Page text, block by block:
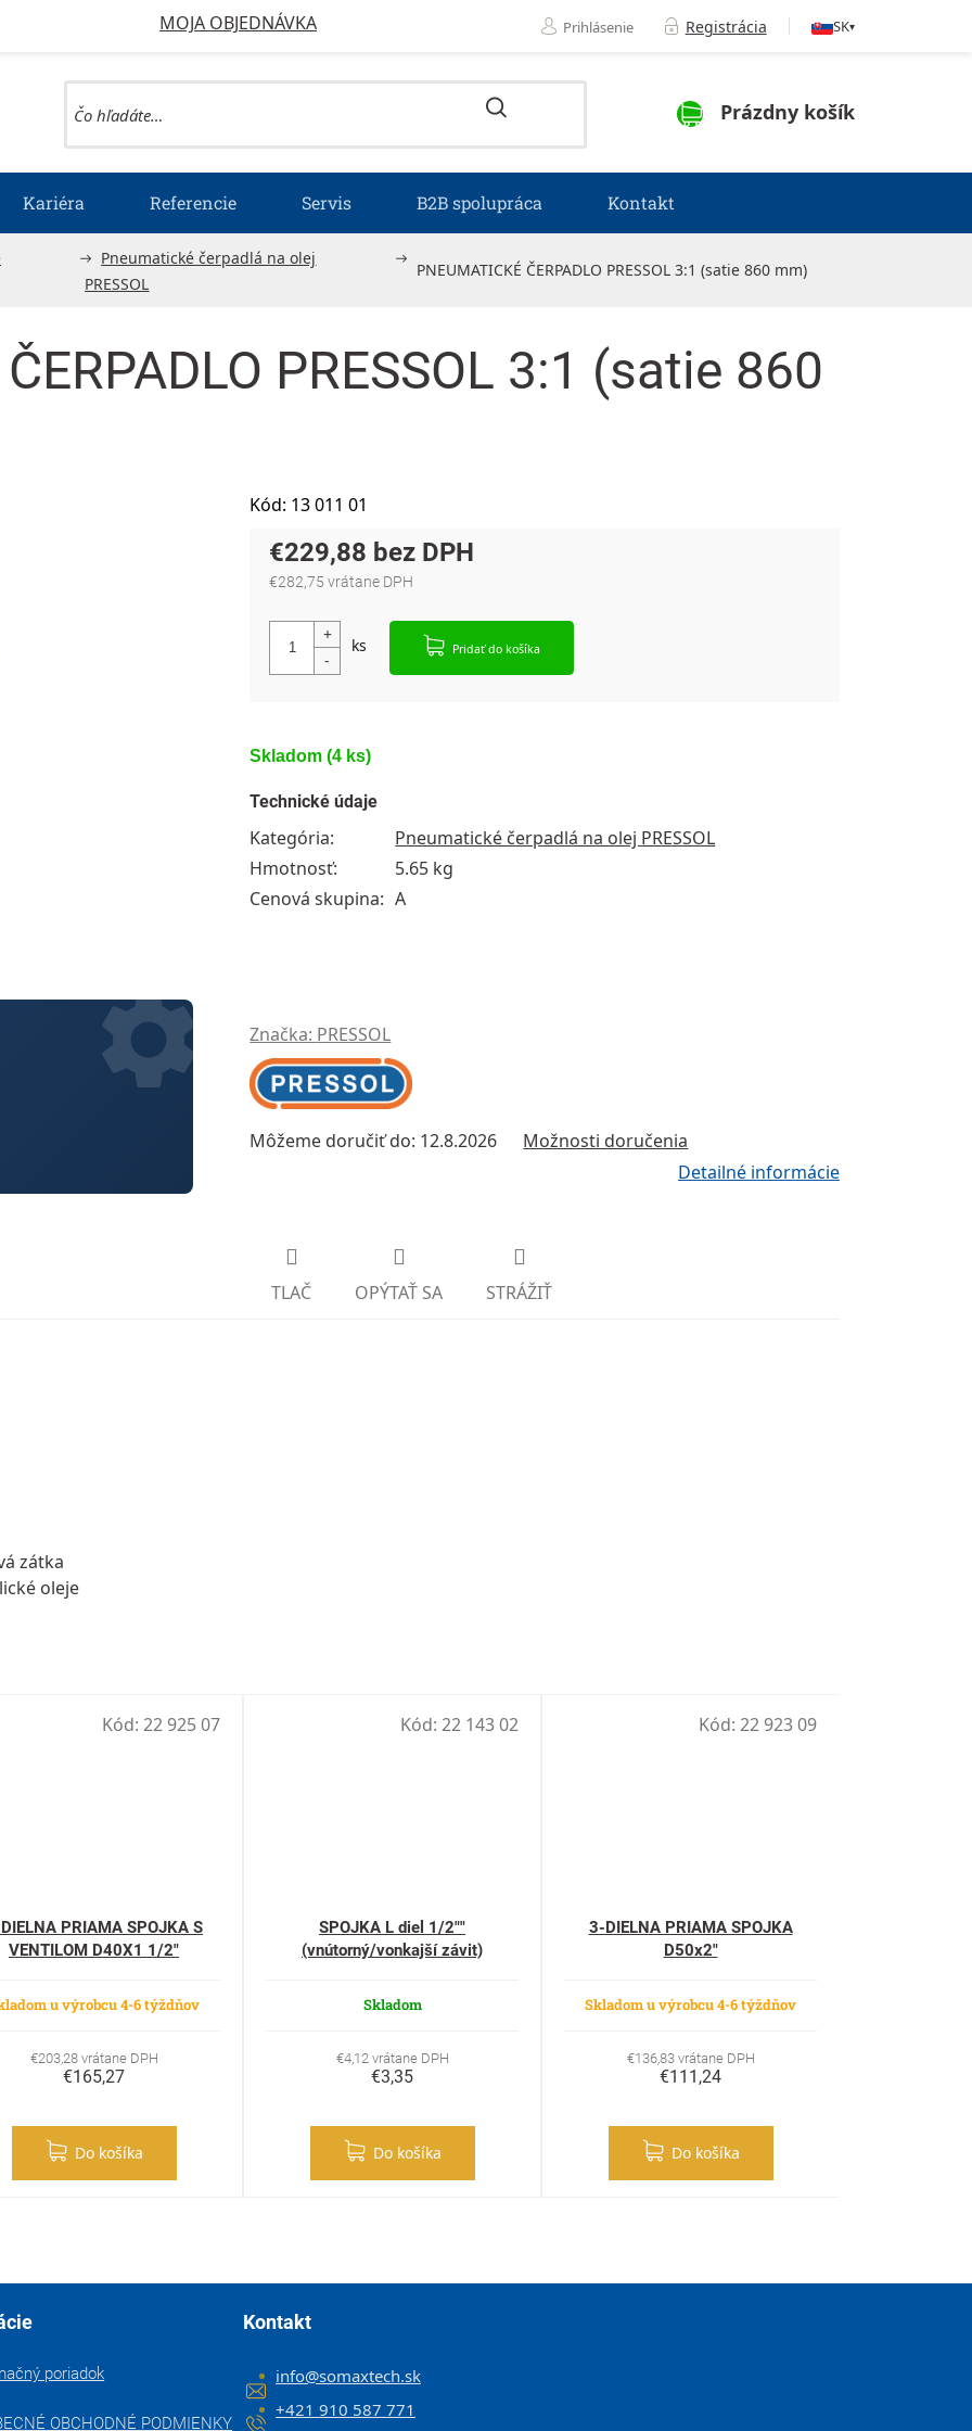
MOJA OBJEDNÁVKA Prihlásenie Registrácia SK▾
NÁKUPNÝ KOŠÍK
Prázdny košík
Kariéra Referencie Servis B2B spolupráca Kontakt
Pneumatické čerpadlá na olej
PRESSOL
PNEUMATICKÉ ČERPADLO PRESSOL 3:1 (satie 860 mm)
PRESSOL 3:1 (satie 860
Skladom(4 ks)
Značka: PRESSOL
Môžeme doručiť do: 12.8.2026 Možnosti doručenia
€229,88
€282,75 vrátane DPH
Pridať do košíka
Detailné informácie
TLAČ OPÝTAŤ SA STRÁŽIŤ
Kód: 13 011 01
Technické údaje
Kategória:
Pneumatické čerpadlá na olej PRESSOL
Hmotnosť:
5.65 kg
Cenová skupina: A
zátka
oleje
PRIAMA SPOJKA S
VENTILOM D40X1 1/2"
u výrobcu 4-6 týždňov
€203,28 vrátane DPH
€165,27
Do košíka
Kód: 22 925 07
SPOJKA L diel 1/2""
(vnútorný/vonkajší závit)
Skladom
€4,12 vrátane DPH
€3,35
Do košíka
Kód: 22 143 02
3-DIELNA PRIAMA SPOJKA
D50x2"
Skladom u výrobcu 4-6 týždňov
€136,83 vrátane DPH
€111,24
Do košíka
Kód: 22 923 09
poriadok
OBCHODNÉ PODMIENKY
Kontakt
info@somaxtech.sk
+421 910 587 771